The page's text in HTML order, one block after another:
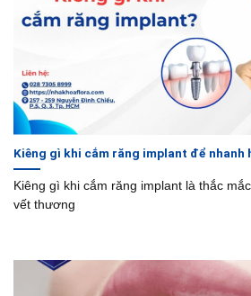
Kiêng gì khi cắm răng implant để nhanh
Kiêng gì khi cắm răng implant là thắc
vết thương